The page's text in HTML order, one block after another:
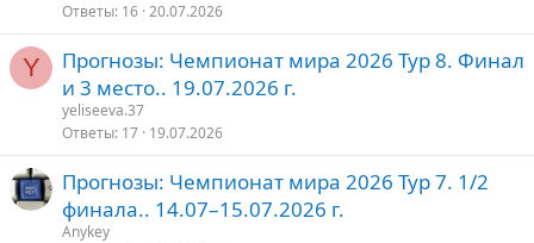
о
ы
т
е
о
Ответы 16 20.07.2026
Y
Прогнозы: Чемпионат мира 2026 Тур 8. Финал
и 3 место.. 19.07.2026 г.
yeliseeva.37
Ответы 17 19.07.2026
Прогнозы: Чемпионат мира 2026 Тур 7. 1/2
финала.. 14.07–15.07.2026 г.
Anykey